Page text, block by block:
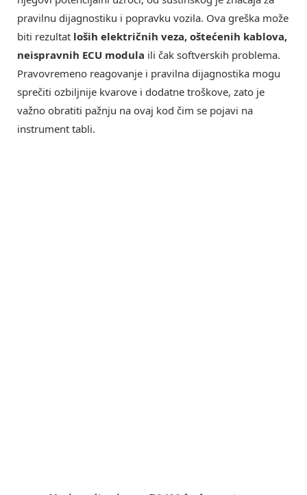
pravilnu dijagnostiku i popravku vozila. Ova greška može
biti rezultat loših električnih veza, oštećenih kablova,
neispravnih ECU modula ili čak softverskih problema.
Pravovremeno reagovanje i pravilna dijagnostika mogu
sprečiti ozbiljnije kvarove i dodatne troškove, zato je
važno obratiti pažnju na ovaj kod čim se pojavi na
instrument tabli.